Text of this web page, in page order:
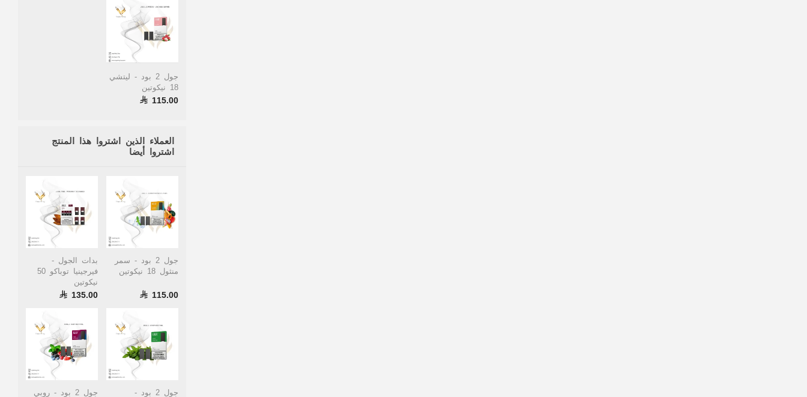
جول 2 بود - ليتشي
18 نيكوتين
115.00
العملاء الذين اشتروا هذا المنتج
اشتروا أيضا
جول 2 بود - سمر
منثول 18 نيكوتين
115.00
بدات الجول -
فيرجينيا توباكو 50
نيكوتين
135.00
جول 2 بود -
جول 2 بود - روبي